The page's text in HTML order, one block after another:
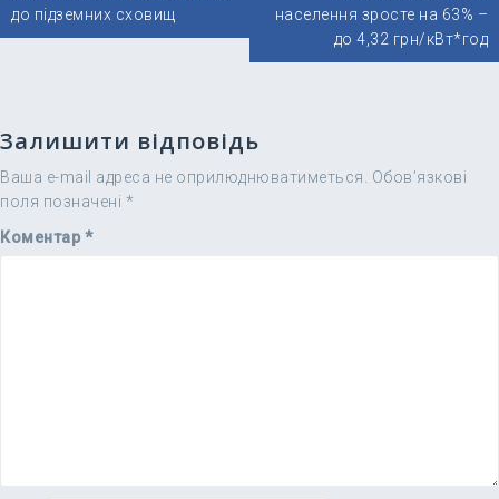
до підземних сховищ
населення зросте на 63% –
до 4,32 грн/кВт*год
Залишити відповідь
Ваша e-mail адреса не оприлюднюватиметься.
Обов’язкові
поля позначені *
Коментар *